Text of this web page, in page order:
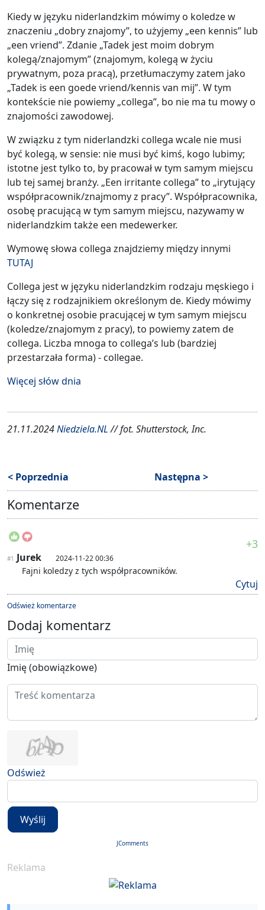
Kiedy w języku niderlandzkim mówimy o koledze w
znaczeniu „dobry znajomy”, to użyjemy „een kennis” lub
„een vriend”. Zdanie „Tadek jest moim dobrym
kolegą/znajomym” (znajomym, kolegą w życiu
prywatnym, poza pracą), przetłumaczymy zatem jako
„Tadek is een goede vriend/kennis van mij”. W tym
kontekście nie powiemy „collega”, bo nie ma tu mowy o
znajomości zawodowej.
W związku z tym niderlandzki collega wcale nie musi
być kolegą, w sensie: nie musi być kimś, kogo lubimy;
istotne jest tylko to, by pracował w tym samym miejscu
lub tej samej branży. „Een irritante collega” to „irytujący
współpracownik/znajmomy z pracy”. Współpracownika,
osobę pracującą w tym samym miejscu, nazywamy w
niderlandzkim także een medewerker.
Wymowę słowa collega znajdziemy między innymi
TUTAJ
Collega jest w języku niderlandzkim rodzaju męskiego i
łączy się z rodzajnikiem określonym de. Kiedy mówimy
o konkretnej osobie pracującej w tym samym miejscu
(koledze/znajomym z pracy), to powiemy zatem de
collega. Liczba mnoga to collega’s lub (bardziej
przestarzała forma) - collegae.
Więcej słów dnia
21.11.2024Niedziela.NL// fot. Shutterstock, Inc.
< Poprzednia Następna >
Komentarze
+3
#1 Jurek 2024-11-22 00:36
Fajni koledzy z tych współpracowników.
Cytuj
Odśwież komentarze
Dodaj komentarz
Imię (obowiązkowe)
Odśwież
Wyślij
JComments
Reklama